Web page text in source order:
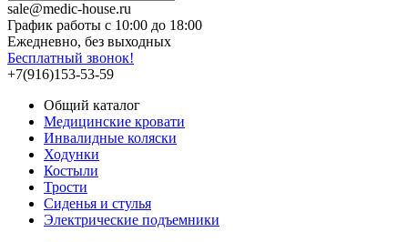
sale@medic-house.ru
График работы с 10:00 до 18:00
Ежедневно, без выходных
Бесплатный звонок!
+7(916)153-53-59
Общий каталог
Медицинские кровати
Инвалидные коляски
Ходунки
Костыли
Трости
Сиденья и стулья
Электрические подъемники